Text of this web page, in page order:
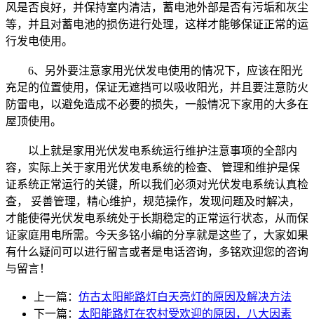
风是否良好，并保持室内清洁，蓄电池外部是否有污垢和灰尘
等，并且对蓄电池的损伤进行处理，这样才能够保证正常的运
行发电使用。
6、另外要注意家用光伏发电使用的情况下，应该在阳光
充足的位置使用，保证无遮挡可以吸收阳光，并且要注意防火
防雷电，以避免造成不必要的损失，一般情况下家用的大多在
屋顶使用。
以上就是家用光伏发电系统运行维护注意事项的全部内
容，实际上关于家用光伏发电系统的检查、 管理和维护是保
证系统正常运行的关键，所以我们必须对光伏发电系统认真检
查， 妥善管理，精心维护，规范操作，发现问题及时解决，
才能使得光伏发电系统处于长期稳定的正常运行状态，从而保
证家庭用电所需。今天多铭小编的分享就是这些了，大家如果
有什么疑问可以进行留言或者是电话咨询，多铭欢迎您的咨询
与留言！
上一篇： 仿古太阳能路灯白天亮灯的原因及解决方法
下一篇： 太阳能路灯在农村受欢迎的原因，八大因素